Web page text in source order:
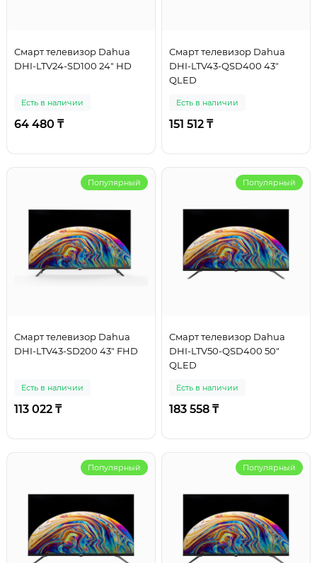
Смарт телевизор Dahua
DHI-LTV24-SD100 24" HD
Есть в наличии
64 480 ₸
Смарт телевизор Dahua
DHI-LTV43-QSD400 43"
QLED
Есть в наличии
151 512 ₸
Популярный
Смарт телевизор Dahua
DHI-LTV43-SD200 43" FHD
Есть в наличии
113 022 ₸
Популярный
Смарт телевизор Dahua
DHI-LTV50-QSD400 50"
QLED
Есть в наличии
183 558 ₸
Популярный Популярный